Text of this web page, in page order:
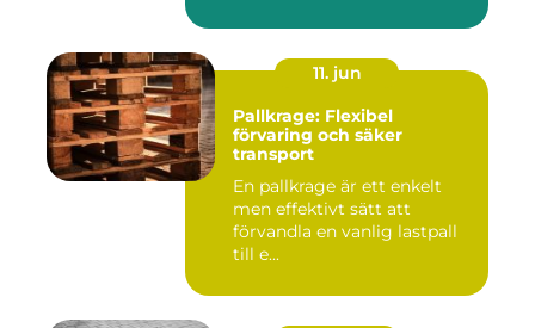
11. jun
Pallkrage: Flexibel
förvaring och säker
transport
En pallkrage är ett enkelt
men effektivt sätt att
förvandla en vanlig lastpall
till e...